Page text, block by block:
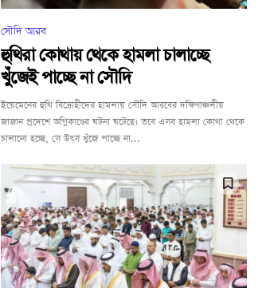
সৌদি আরব
হুথিরা কোথায় থেকে হামলা চালাচ্ছে
খুঁজেই পাচ্ছে না সৌদি
ইয়েমেনের হুথি বিদ্রোহীদের হামলায় সৌদি আরবের দক্ষিণাঞ্চলীয়
জাজান প্রদেশে অগ্নিকাণ্ডের ঘটনা ঘটেছে। তবে এসব হামলা কোথা থেকে
চালানো হচ্ছে, সে উৎস খুঁজে পাচ্ছে না...